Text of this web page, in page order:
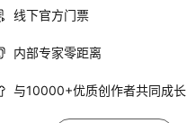
线下官方门票
内部专家零距离
与10000+优质创作者共同成长